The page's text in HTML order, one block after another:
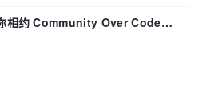
相约 Community Over Code